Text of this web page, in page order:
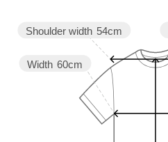
Width 60cm
Shoulder width 54cm